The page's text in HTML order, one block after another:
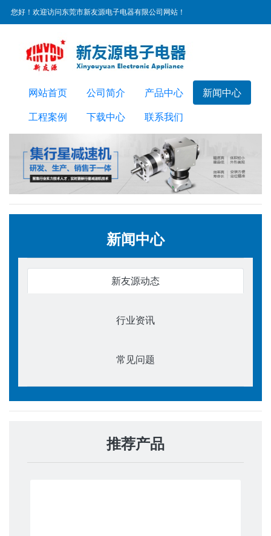
您好！欢迎访问东莞市新友源电子电器有限公司网站！
服务热线：
网站首页 公司简介 产品中心
新闻中心
工程案例
下载中心 联系我们
新闻中心
新友源动态
行业资讯
常见问题
推荐产品